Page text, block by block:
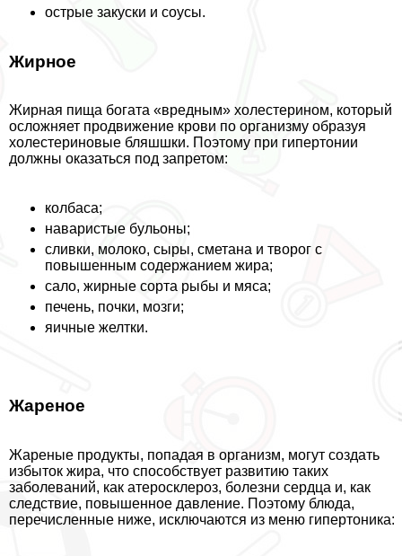
острые закуски и соусы.
Жирное
Жирная пища богата «вредным» холестерином, который
осложняет продвижение крови по организму образуя
холестериновые бляшшки. Поэтому при гипертонии
должны оказаться под запретом:
колбаса;
наваристые бульоны;
сливки, молоко, сыры, сметана и творог с
повышенным содержанием жира;
сало, жирные сорта рыбы и мяса;
печень, почки, мозги;
яичные желтки.
Жареное
Жареные продукты, попадая в организм, могут создать
избыток жира, что способствует развитию таких
заболеваний, как атеросклероз, болезни сердца и, как
следствие, повышенное давление. Поэтому блюда,
перечисленные ниже, исключаются из меню гипертоника: